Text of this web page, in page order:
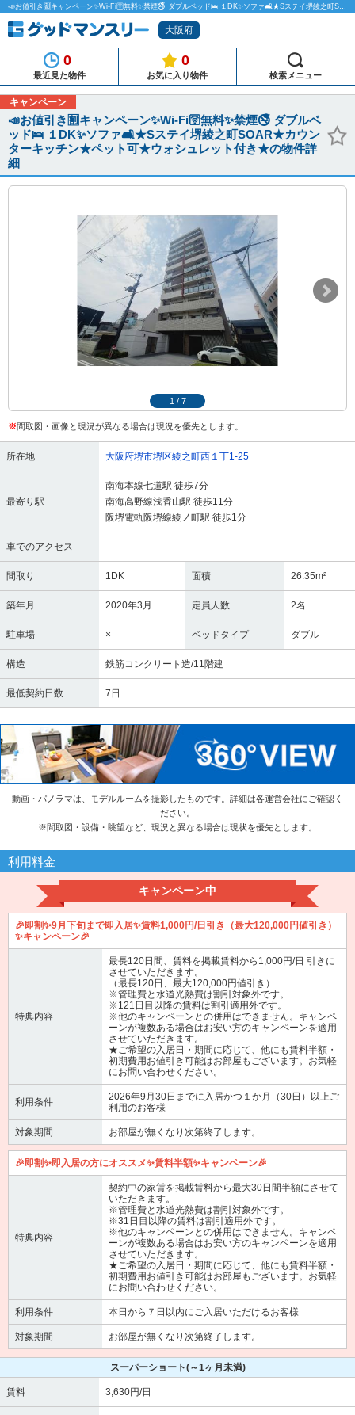
📣お値引き🈹キャンペーン✨Wi-Fi🛜無料✨禁煙🚭 ダブルベッド🛌 １DK✨ソファ🛋️★Sステイ堺綾之町SOAR★カウンターキッチン★ペット可★ウォシュレット付き★のマンスリーマンション物件詳細「グッドマンスリー」
大阪府
0
最近見た物件
0
お気に入り物件 検索メニュー
キャンペーン
📣お値引き🈹キャンペーン✨Wi-Fi🛜無料✨禁煙🚭 ダブルベ
ッド🛌 １DK✨ソファ🛋️★Sステイ堺綾之町SOAR★カウン
ターキッチン★ペット可★ウォシュレット付き★の物件詳
細
1 / 7
※間取図・画像と現況が異なる場合は現況を優先とします。
所在地 大阪府堺市堺区綾之町西１丁1-25
最寄り駅
南海本線七道駅 徒歩7分
南海高野線浅香山駅 徒歩11分
阪堺電軌阪堺線綾ノ町駅 徒歩1分
車でのアクセス
間取り 1DK 面積 26.35m²
築年月 2020年3月 定員人数 2名
駐車場 × ベッドタイプ ダブル
構造 鉄筋コンクリート造/11階建
最低契約日数 7日
動画・パノラマは、モデルルームを撮影したものです。詳細は各運営会社にご確認く
ださい。
※間取図・設備・眺望など、現況と異なる場合は現状を優先とします。
利用料金
キャンペーン中
🎉即割✨9月下旬まで即入居✨賃料1,000円/日引き（最大120,000円値引き）
✨キャンペーン🎉
特典内容
最長120日間、賃料を掲載賃料から1,000円/日 引きに
させていただきます。
（最長120日、最大120,000円値引き）
※管理費と水道光熱費は割引対象外です。
※121日目以降の賃料は割引適用外です。
※他のキャンペーンとの併用はできません。キャンペ
ーンが複数ある場合はお安い方のキャンペーンを適用
させていただきます。
★ご希望の入居日・期間に応じて、他にも賃料半額・
初期費用お値引き可能はお部屋もございます。お気軽
にお問い合わせください。
利用条件
2026年9月30日までに入居かつ１か月（30日）以上ご
利用のお客様
対象期間 お部屋が無くなり次第終了します。
🎉即割✨即入居の方にオススメ✨賃料半額✨キャンペーン🎉
特典内容
契約中の家賃を掲載賃料から最大30日間半額にさせて
いただきます。
※管理費と水道光熱費は割引対象外です。
※31日目以降の賃料は割引適用外です。
※他のキャンペーンとの併用はできません。キャンペ
ーンが複数ある場合はお安い方のキャンペーンを適用
させていただきます。
★ご希望の入居日・期間に応じて、他にも賃料半額・
初期費用お値引き可能はお部屋もございます。お気軽
にお問い合わせください。
利用条件 本日から７日以内にご入居いただけるお客様
対象期間 お部屋が無くなり次第終了します。
スーパーショート(～1ヶ月未満)
賃料 3,630円/日